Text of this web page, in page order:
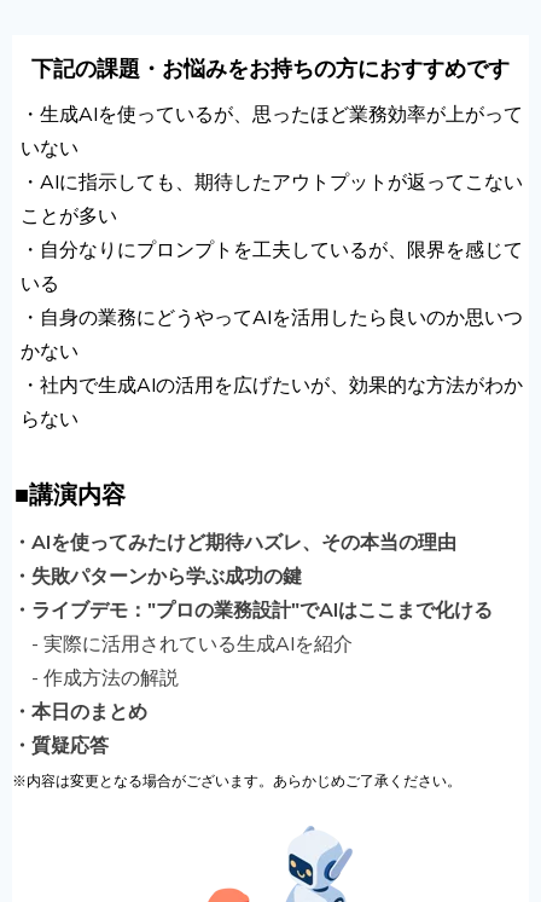
下記の課題・お悩みをお持ちの方におすすめです
・生成AIを使っているが、思ったほど業務効率が上がって
いない
・AIに指示しても、期待したアウトプットが返ってこない
ことが多い
・自分なりにプロンプトを工夫しているが、限界を感じて
いる
・自身の業務にどうやってAIを活用したら良いのか思いつ
かない
・社内で生成AIの活用を広げたいが、効果的な方法がわか
らない
■講演内容
・AIを使ってみたけど期待ハズレ、その本当の理由
・ 失敗パターンから学ぶ成功の鍵
・ライブデモ："プロの業務設計"でAIはここまで化ける
- 実際に活用されている生成AIを紹介
- 作成方法の解説
・本日のまとめ
・質疑応答
※内容は変更となる場合がございます。あらかじめご了承ください。